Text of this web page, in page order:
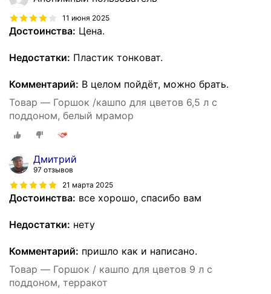
11 июня 2025
Достоинства: Цена.
Недостатки: Пластик тонковат.
Комментарий: В целом пойдëт, можно брать.
Товар — Горшок /кашпо для цветов 6,5 л с
поддоном, белый мрамор
Дмитрий
97 отзывов
21 марта 2025
Достоинства: все хорошо, спасибо вам
Недостатки: нету
Комментарий: пришло как и написано.
Товар — Горшок / кашпо для цветов 9 л с
поддоном, терракот